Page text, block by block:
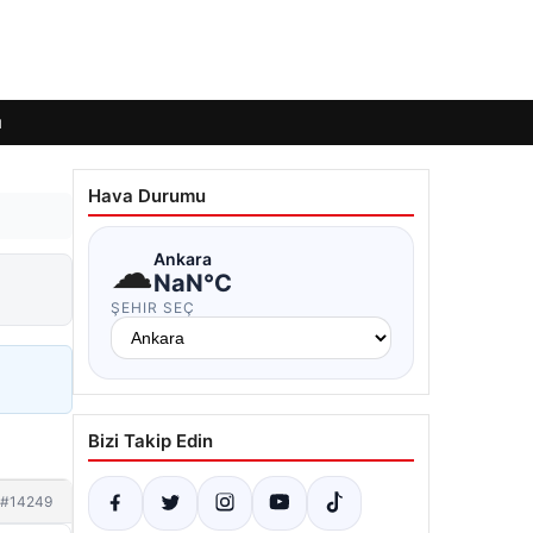
#14249
Hava Durumu
☁Ankara
NaN°C
ŞEHIR SEÇ
Bizi Takip Edin